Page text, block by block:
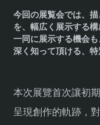
今回の展覧会では、
を、幅広く展示する
一同に展示する機会
深く知って頂ける、特
本次展覽首次讓初
呈現創作的軌跡，